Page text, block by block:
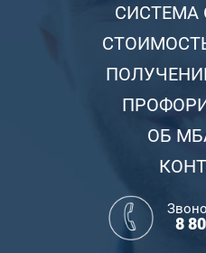
СИСТЕМА
ОБ
8